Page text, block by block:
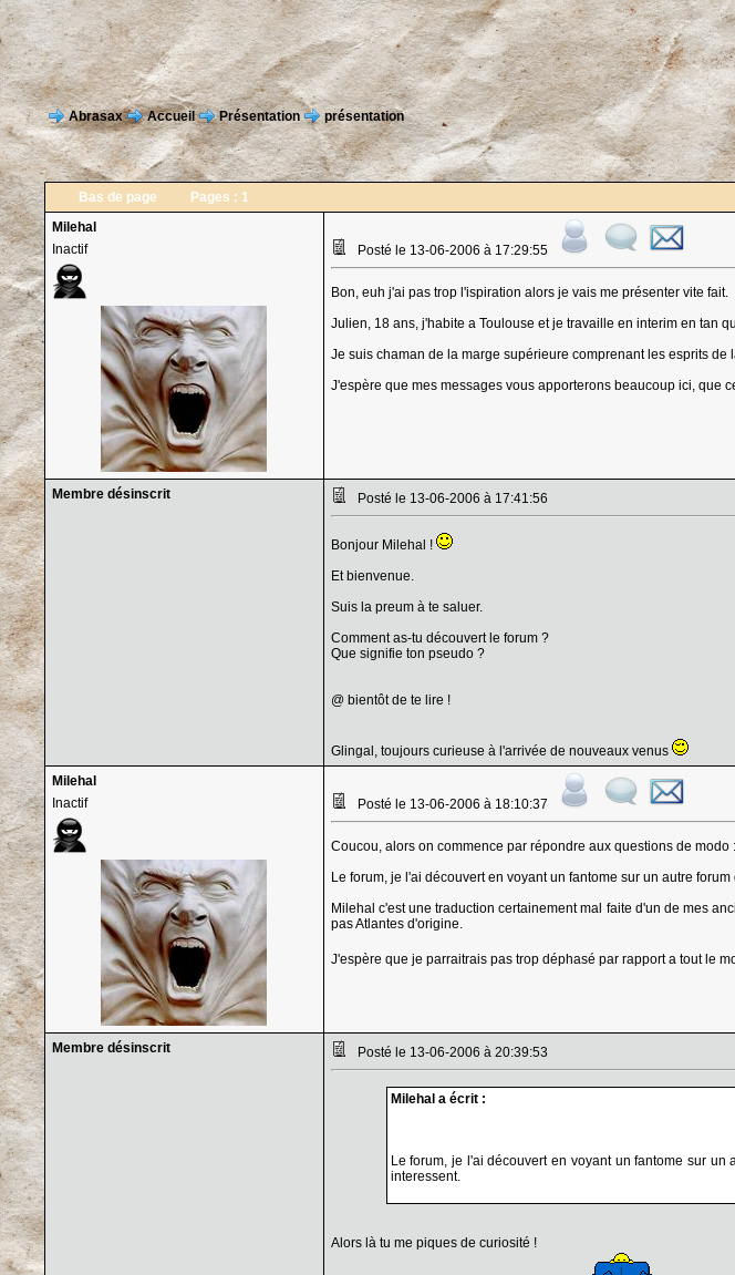
Abrasax Accueil Présentation présentation
Bas de page Pages : 1
Milehal
Inactif
Posté le 13-06-2006 à 17:29:55
Bon, euh j'ai pas trop l'ispiration alors je vais me présenter vite fait.
Julien, 18 ans, j'habite a Toulouse et je travaille en interim en tan
Je suis chaman de la marge supérieure comprenant les esprits
J'espère que mes messages vous apporterons beaucoup ici, que
Membre désinscrit Posté le 13-06-2006 à 17:41:56
Bonjour Milehal !
Et bienvenue.
Suis la preum à te saluer.
Comment as-tu découvert le forum ?
Que signifie ton pseudo ?
@ bientôt de te lire !
Glingal, toujours curieuse à l'arrivée de nouveaux venus
Milehal
Inactif
Posté le 13-06-2006 à 18:10:37
Coucou, alors on commence par répondre aux questions de modo
Le forum, je l'ai découvert en voyant un fantome sur un autre
Milehal c'est une traduction certainement mal faite d'un de mes
pas Atlantes d'origine.
J'espère que je parraitrais pas trop déphasé par rapport a tout le
Membre désinscrit Posté le 13-06-2006 à 20:39:53
Milehal a écrit :
Le forum, je l'ai découvert en voyant un fantome sur
interessent.
Alors là tu me piques de curiosité !